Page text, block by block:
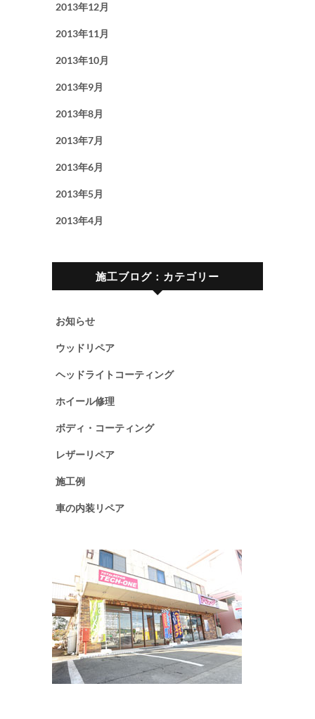
2013年12月
2013年11月
2013年10月
2013年9月
2013年8月
2013年7月
2013年6月
2013年5月
2013年4月
施工ブログ：カテゴリー
お知らせ
ウッドリペア
ヘッドライトコーティング
ホイール修理
ボディ・コーティング
レザーリペア
施工例
車の内装リペア